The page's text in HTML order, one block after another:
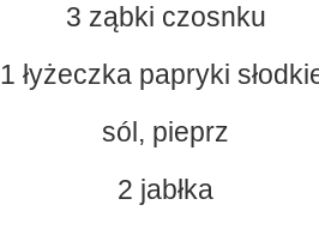
3 ząbki czosnku
1 łyżeczka papryki
sól, pieprz
2 jabłka